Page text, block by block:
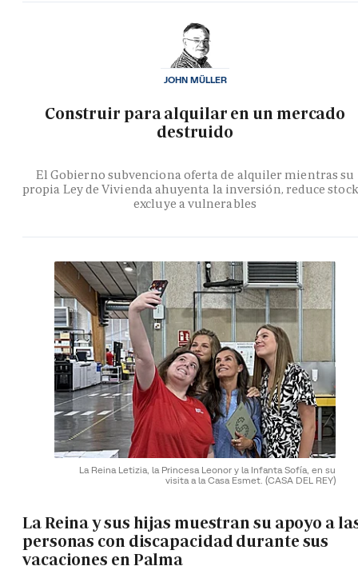
Construir para alquilar en un mercado
destruido
El Gobierno subvenciona oferta de alquiler mientras su
propia Ley de Vivienda ahuyenta la inversión, reduce
excluye a vulnerables
JOHN MÜLLER
La Reina Letizia, la Princesa Leonor y la Infanta Sofía, en su
visita a la Casa Esmet. (CASA DEL REY)
La Reina y sus hijas muestran su apoyo a
personas con discapacidad durante sus
vacaciones en Palma